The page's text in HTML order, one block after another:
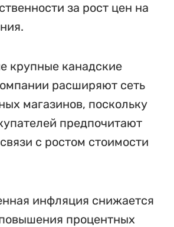
за рост цен на
крупные канадские
расширяют сеть
магазинов, поскольку
предпочитают
с ростом стоимости
инфляция снижается
процентных